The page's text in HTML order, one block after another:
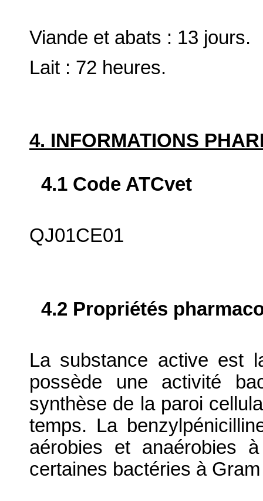
Viande et abats : 13 jours.
Lait : 72 heures.
4. INFORMATIONS
4.1 Code ATCvet
QJ01CE01
4.2 Propriétés
La substance active est
possède une activité
synthèse de la paroi
temps. La
aérobies et anaérobies
certaines bactéries à